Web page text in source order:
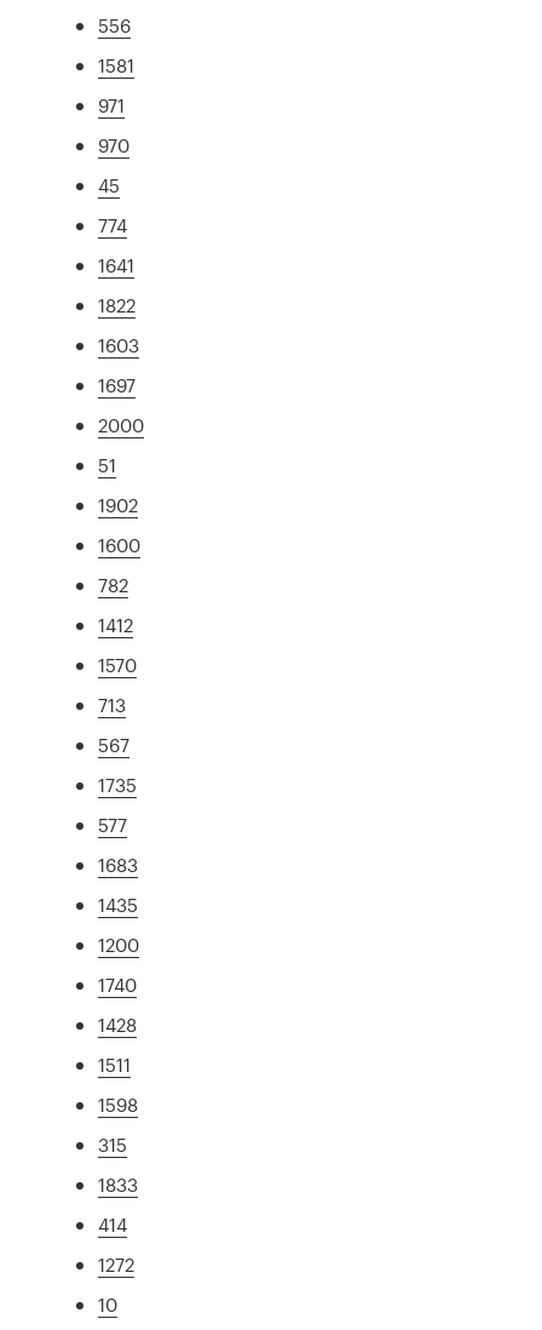
556
1581
971
970
45
774
1641
1822
1603
1697
2000
51
1902
1600
782
1412
1570
713
567
1735
577
1683
1435
1200
1740
1428
1511
1598
315
1833
414
1272
10